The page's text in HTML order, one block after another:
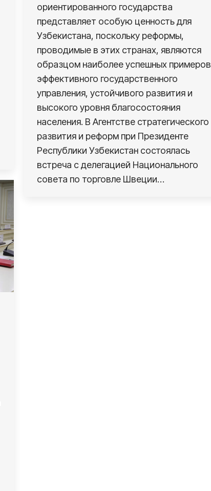
ориентированного государства
представляет особую ценность для
Узбекистана, поскольку реформы,
проводимые в этих странах, являются
образцом наиболее успешных примеров
эффективного государственного
управления, устойчивого развития и
высокого уровня благосостояния
населения. В Агентстве стратегического
развития и реформ при Президенте
Республики Узбекистан состоялась
встреча с делегацией Национального
совета по торговле Швеции…